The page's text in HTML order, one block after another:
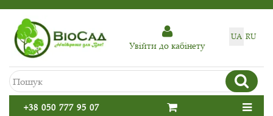
UA RU
Увiйти до кабiнету
+38 050 777 95 07